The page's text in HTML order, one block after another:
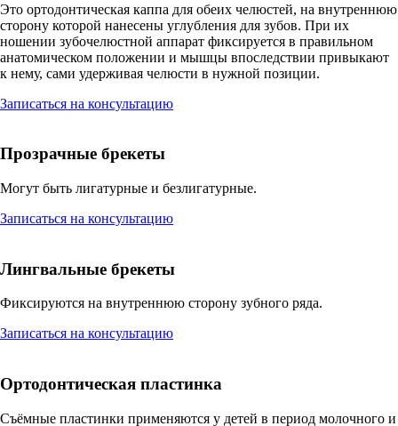
Это ортодонтическая каппа для обеих челюстей, на внутреннюю
сторону которой нанесены углубления для зубов. При их
ношении зубочелюстной аппарат фиксируется в правильном
анатомическом положении и мышцы впоследствии привыкают
к нему, сами удерживая челюсти в нужной позиции.
Записаться на консультацию
Прозрачные брекеты
Могут быть лигатурные и безлигатурные.
Записаться на консультацию
Лингвальные брекеты
Фиксируются на внутреннюю сторону зубного ряда.
Записаться на консультацию
Ортодонтическая пластинка
Съёмные пластинки применяются у детей в период молочного и